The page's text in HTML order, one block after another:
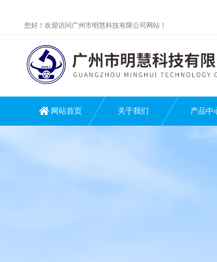
您好！欢迎访问广州市明慧科技有限公司网站！
网站首页 关于我们 产品中